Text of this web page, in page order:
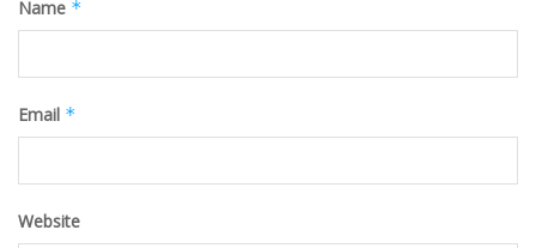
Name *
Email *
Website